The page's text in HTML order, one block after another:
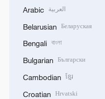
Arabic العربية
Belarusian Беларуская
Bengali বাংলা
Bulgarian Български
Cambodian ខ្មែរ
Croatian Hrvatski